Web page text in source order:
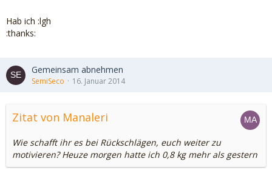
Hab ich :lgh
:thanks:
Gemeinsam abnehmen
SemiSeco 16. Januar 2014
Zitat von Manaleri
Wie schafft ihr es bei Rückschlägen, euch weiter zu
motivieren? Heuze morgen hatte ich 0,8 kg mehr als gestern